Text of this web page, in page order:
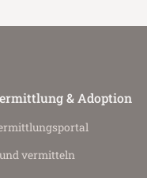
& Adoption
vermitteln